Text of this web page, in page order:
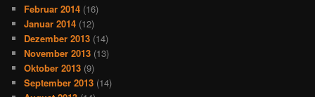
Februar 2014 (16)
Januar 2014 (12)
Dezember 2013 (14)
November 2013 (13)
Oktober 2013 (9)
September 2013 (14)